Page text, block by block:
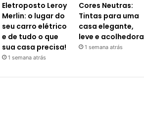
Eletroposto Leroy
Merlin: o lugar do
seu carro elétrico
e de tudo o que
sua casa precisa!
1 semana atrás
Cores Neutras:
Tintas para uma
casa elegante,
leve e acolhedora
1 semana atrás